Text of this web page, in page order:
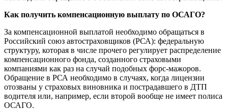
Как получить компенсационную выплату по ОСАГО?
За компенсационной выплатой необходимо обращаться в
Российский союз автостраховщиков (РСА): федеральную
структуру, которая в числе прочего регулирует распределение
компенсационного фонда, созданного страховыми
компаниями как раз на случай подобных форс-мажоров.
Обращение в РСА необходимо в случаях, когда лицензии
отозваны у страховых виновника и пострадавшего в ДТП
водителя или, например, если второй вообще не имеет полиса
ОСАГО.